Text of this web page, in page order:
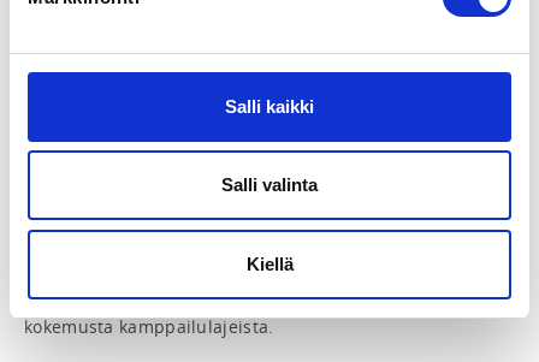
Salli kaikki
Salli valinta
Kiellä
kokemusta kamppailulajeista. Harjoitustauoilla on
löytyvät mikroaaltouuni, kahvinkeitin, vedenkeitin ja
Ajankohta
LA 17.5. – SU 18.5.2025
Lauantai 17.5. kello 11:00 – 12:30 ja 13:30 – 15:00
Sunnuntai 18.5. kello 10:00 – 11:30 ja 12:30 – 14:00
Leiri sopii kaikille yli 15-vuotiaille, joilla on aiempaa
kokemusta kamppailulajeista.